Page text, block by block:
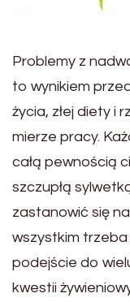
Problemy z
to wynikiem
życia, złej diety i
mierze pracy.
całą pewnością
szczupłą
zastanowić się
wszystkim trzeba
podejście do
kwestii